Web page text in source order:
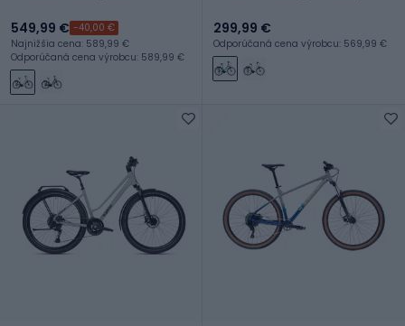
549,99 € -40,00 €
Najnižšia cena: 589,99 €
Odporúčaná cena výrobcu: 589,99 €
299,99 €
Odporúčaná cena výrobcu: 569,99 €